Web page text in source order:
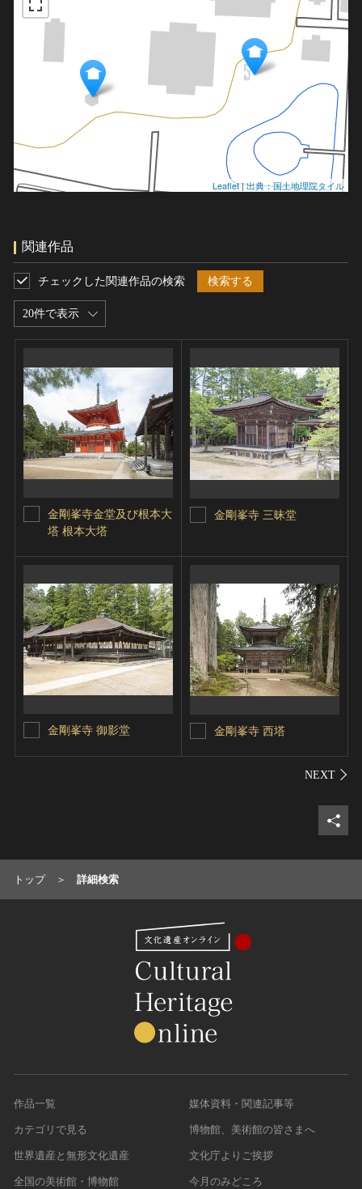
Leaflet|出典：国土地理院タイル
関連作品
20件で表示
チェックした関連作品の検索 検索する
金剛峯寺金堂及び根本大
塔 根本大塔
金剛峯寺 三昧堂
金剛峯寺 御影堂 金剛峯寺 西塔
シェ
トップ 詳細検索
作品一覧
カテゴリで見る
世界遺産と無形文化遺産
全国の美術館・博物館
媒体資料・関連記事等
博物館、美術館の皆さまへ
文化庁よりご挨拶
今月のみどころ